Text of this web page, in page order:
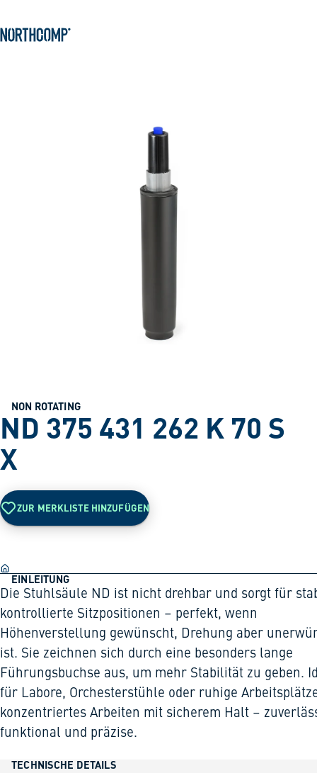
Zur Navigation springen
DE
NON ROTATING
ND 375 431 262 K 70 S
X
ZUR MERKLISTE HINZUFÜGEN
EINLEITUNG
Die Stuhlsäule ND ist nicht drehbar und sorgt für
kontrollierte Sitzpositionen – perfekt, wenn
Höhenverstellung gewünscht, Drehung aber
ist. Sie zeichnen sich durch eine besonders lange
Führungsbuchse aus, um mehr Stabilität zu geben.
für Labore, Orchesterstühle oder ruhige
konzentriertes Arbeiten mit sicherem Halt –
funktional und präzise.
TECHNISCHE DETAILS